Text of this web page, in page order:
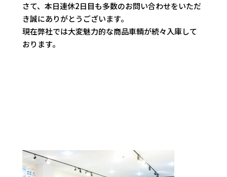
さて、本日連休2日目も多数のお問い合わせをいただ
き誠にありがとうございます。
現在弊社では大変魅力的な商品車輌が続々入庫して
おります。